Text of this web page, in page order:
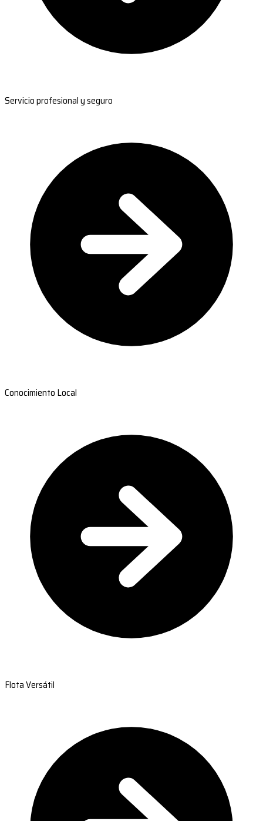
Servicio profesional y seguro
Conocimiento Local
Flota Versátil